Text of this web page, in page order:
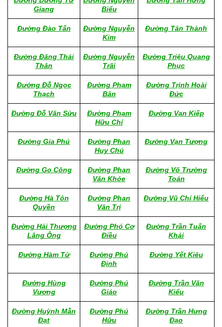
Giang
Biểu
Đường Đào Tấn
Đường Nguyễn
Kim
Đường Tân Thành
Đường Đăng Thái
Thân
Đường Nguyễn
Trãi
Đường Triệu Quang
Phục
Đường Đỗ Ngọc
Thạch
Đường Phạm
Bân
Đường Trịnh Hoài
Đức
Đường Đỗ Văn Sửu
Đường Phạm
Hữu Chí
Đường Vạn Kiếp
Đường Gia Phú
Đường Phan
Huy Chú
Đường Vạn Tượng
Đường Go Công
Đường Phan
Văn Khỏe
Đường Võ Trường
Toản
Đường Hà Tôn
Quyền
Đường Phan
Văn Trị
Đường Vũ Chí Hiếu
Đường Hải Thượng
Lãng Ông
Đường Phó Cơ
Điều
Đường Trần Tuấn
Khải
Đường Hàm Tử
Đường Phú
Định
Đường Yết Kiêu
Đường Hùng
Vương
Đường Phú
Giáo
Đường Trần Văn
Kiểu
Đường Huỳnh Mẫn
Đạt
Đường Phú
Hữu
Đường Trần Hưng
Đạo